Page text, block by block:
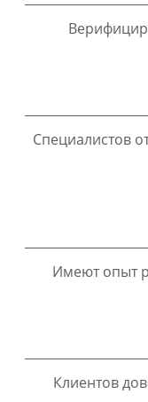
Специалистов
Имеют опыт
Клиентов